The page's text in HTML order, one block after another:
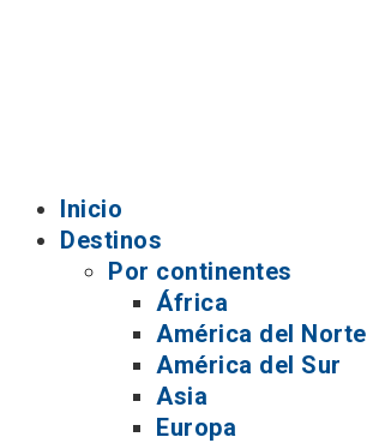
Inicio
Destinos
Por continentes
África
América del Norte
América del Sur
Asia
Europa